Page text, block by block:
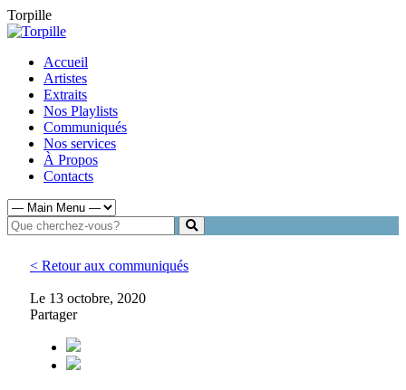
Torpille
Accueil
Artistes
Extraits
Nos Playlists
Communiqués
Nos services
À Propos
Contacts
< Retour aux communiqués
Le 13 octobre, 2020
Partager